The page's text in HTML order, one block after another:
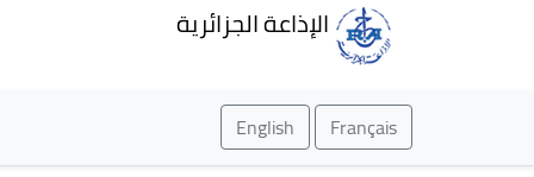
الإذاعة الجزائرية
Français
English